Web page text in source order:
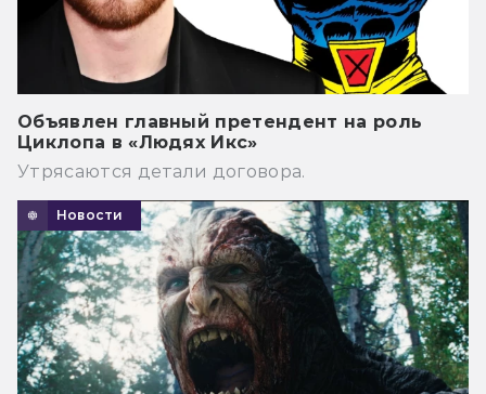
Объявлен главный претендент на роль
Циклопа в «Людях Икс»
Утрясаются детали договора.
Новости